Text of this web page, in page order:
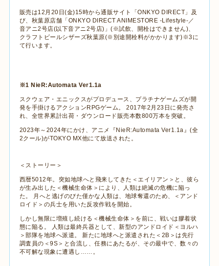
販売は12月20日(金)15時から通販サイト「ONKYO DIRECT 」及
び、秋葉原店舗「ONKYO DIRECT ANIMESTORE -Lifestyle-／
音アニ2号店(以下音アニ2号店) 」(※試飲、開栓はできません)、
クラフトビールシザーズ秋葉原(※別途開栓料がかかります)※3 に
て行います。
※1NieR:Automata Ver1.1a
スクウェア・エニックスがプロデュース、プラチナゲームズが開
発を手掛けるアクションRPGゲーム。 2017年2 月 23 日に発売さ
れ、全世界累計出荷・ダウンロード販売本数800万本を突破。
2023年～ 2024年にかけ、アニメ『NieR:Automata Ver1.1a』(全
2クール)がTOKYO MX他にて放送された。
＜ストーリー＞
西暦5012年。突如地球へと飛来してきた＜エイリアン＞と、彼ら
が生み出した＜機械生命体＞により、人類は絶滅の危機に陥っ
た。 月へと逃げのびた僅かな人類は、地球奪還のため、＜アンド
ロイド＞の兵士を用いた反攻作戦を開始。
しかし無限に増殖し続ける＜機械生命体＞を前に、戦いは膠着状
態に陥る。 人類は最終兵器として、新型のアンドロイド＜ヨルハ
＞部隊を地球へ派遣。 新たに地球へと派遣された＜ 2B ＞は先行
調査員の＜9S ＞と合流し、任務にあたるが、その最中で、数々の
不可解な現象に遭遇し …… 。